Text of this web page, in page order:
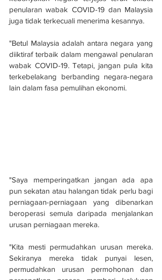
penularan wabak COVID-19 dan Malaysia
juga tidak terkecuali menerima kesannya.
"Betul Malaysia adalah antara negara yang
diiktiraf terbaik dalam mengawal penularan
wabak COVID-19. Tetapi, jangan pula kita
terkebelakang berbanding negara-negara
lain dalam fasa pemulihan ekonomi.
"Saya memperingatkan jangan ada apa
pun sekatan atau halangan tidak perlu bagi
perniagaan-perniagaan yang dibenarkan
beroperasi semula daripada menjalankan
urusan perniagaan mereka.
"Kita mesti permudahkan urusan mereka.
Sekiranya mereka tidak punyai lesen,
permudahkan urusan permohonan dan